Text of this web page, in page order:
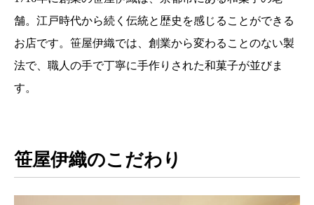
舗。江戸時代から続く伝統と歴史を感じることができる
お店です。笹屋伊織では、創業から変わることのない製
法で、職人の手で丁寧に手作りされた和菓子が並びま
す。
笹屋伊織のこだわり